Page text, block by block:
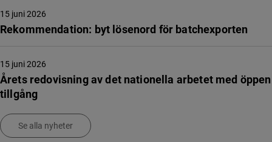
Rekommendation: byt lösenord för batchexporten
15 juni 2026
Årets redovisning av det nationella arbetet med öppen
tillgång
15 juni 2026
Se alla nyheter